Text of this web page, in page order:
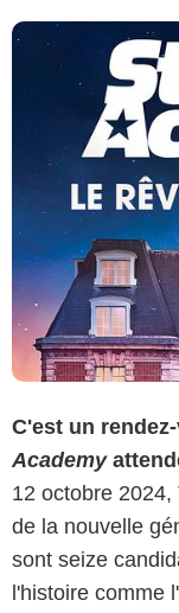
C'est un
Academy
12 octobre
de la nouvelle
sont seize
l'histoire comme